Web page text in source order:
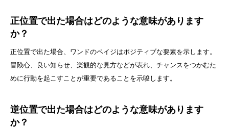
正位置で出た場合はどのような意味があります
か？
正位置で出た場合、ワンドのペイジはポジティブな要素を示します。
冒険心、良い知らせ、楽観的な見方などが表れ、チャンスをつかむた
めに行動を起こすことが重要であることを示唆します。
逆位置で出た場合はどのような意味があります
か？